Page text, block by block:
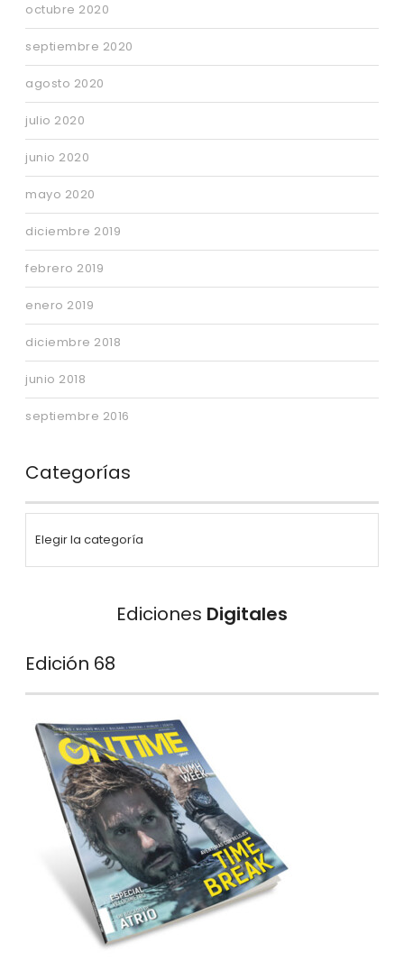
octubre 2020
septiembre 2020
agosto 2020
julio 2020
junio 2020
mayo 2020
diciembre 2019
febrero 2019
enero 2019
diciembre 2018
junio 2018
septiembre 2016
Categorías
Ediciones Digitales
Edición 68